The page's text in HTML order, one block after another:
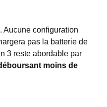
Aucune configuration
pas la batterie de
3 reste abordable par
moins de